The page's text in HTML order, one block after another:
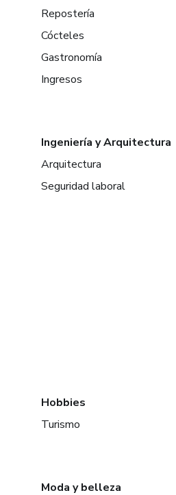
Repostería
Cócteles
Gastronomía
Ingresos
Ingeniería y Arquitectura
Arquitectura
Seguridad laboral
Hobbies
Turismo
Moda y belleza